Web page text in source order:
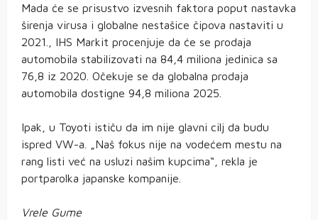
Mada će se prisustvo izvesnih faktora poput nastavka
širenja virusa i globalne nestašice čipova nastaviti u
2021., IHS Markit procenjuje da će se prodaja
automobila stabilizovati na 84,4 miliona jedinica sa
76,8 iz 2020. Očekuje se da globalna prodaja
automobila dostigne 94,8 miliona 2025.
Ipak, u Toyoti ističu da im nije glavni cilj da budu
ispred VW-a. „Naš fokus nije na vodećem mestu na
rang listi već na usluzi našim kupcima“, rekla je
portparolka japanske kompanije.
Vrele Gume